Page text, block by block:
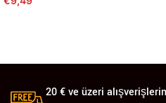
20 € ve üzeri